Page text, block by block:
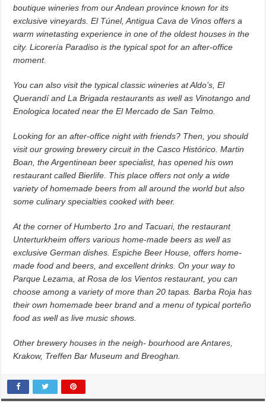
boutique wineries from our Andean province known for its
exclusive vineyards. El Túnel, Antigua Cava de Vinos offers a
warm winetasting experience in one of the oldest houses in the
city. Licorería Paradiso is the typical spot for an after-office
moment.
You can also visit the typical classic wineries at Aldo’s, El
Querandí and La Brigada restaurants as well as Vinotango and
Enologica located near the El Mercado de San Telmo.
Looking for an after-office night with friends? Then, you should
visit our growing brewery circuit in the Casco Histórico. Martin
Boan, the Argentinean beer specialist, has opened his own
restaurant called Bierlife. This place offers not only a wide
variety of homemade beers from all around the world but also
some culinary specialties cooked with beer.
At the corner of Humberto 1ro and Tacuari, the restaurant
Unterturkheim offers various home-made beers as well as
exclusive German dishes. Espiche Beer House, offers home-
made food and beers, and excellent drinks. On your way to
Parque Lezama, at Rosa de los Vientos restaurant, you can
choose among a variety of more than 20 tapas. Barba Roja has
their own homemade beer brand and a menu of typical porteño
food as well as live music shows.
Other brewery houses in the neigh- bourhood are Antares,
Krakow, Treffen Bar Museum and Breoghan.